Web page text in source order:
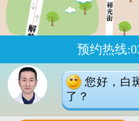
预约热线
您好，白
了？